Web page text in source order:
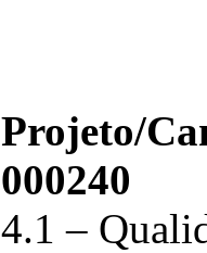
Projeto/
000240
4.1 –